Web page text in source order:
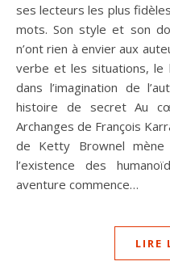
ses lecteurs les plus
mots. Son style et son
n’ont rien à envier aux
verbe et les situations,
dans l’imagination de
histoire de secret Au
Archanges de François
de Ketty Brownel mène
l’existence des
aventure commence…
LIRE